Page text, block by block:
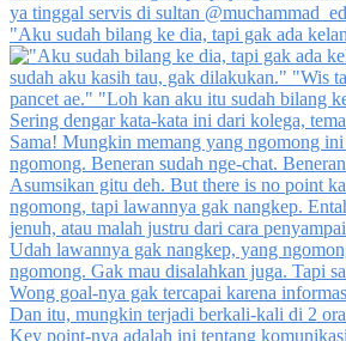
"Aku sudah bilang ke dia, tapi gak ada